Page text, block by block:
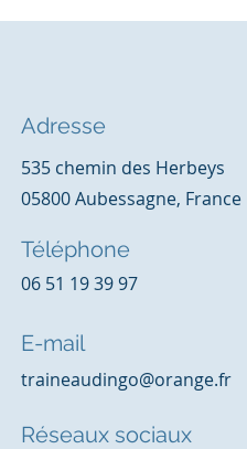
Adresse
535 chemin des Herbeys
05800 Aubessagne, France
Téléphone
06 51 19 39 97
E-mail
traineaudingo@orange.fr
Réseaux sociaux